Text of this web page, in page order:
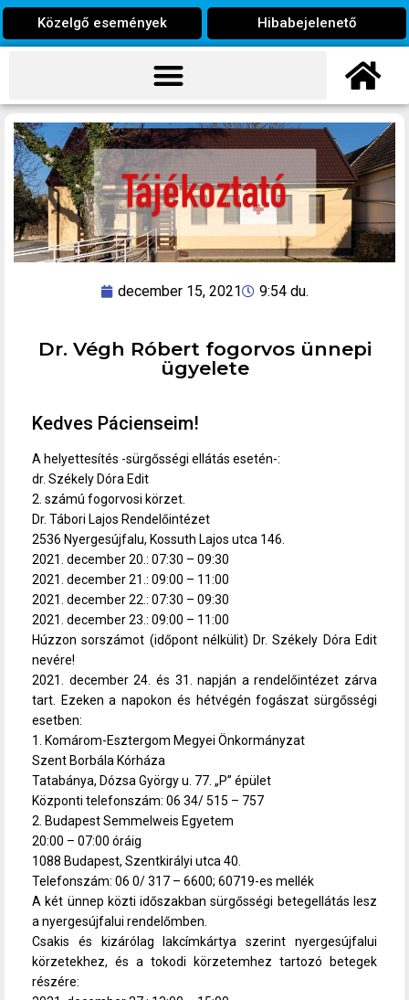
Közelgő események Hibabejelenető
december 15, 2021 9:54 du.
Dr. Végh Róbert fogorvos ünnepi
ügyelete
Kedves Pácienseim!
A helyettesítés -sürgősségi ellátás esetén-:
dr. Székely Dóra Edit
2. számú fogorvosi körzet.
Dr. Tábori Lajos Rendelőintézet
2536 Nyergesújfalu, Kossuth Lajos utca 146.
2021. december 20.: 07:30 – 09:30
2021. december 21.: 09:00 – 11:00
2021. december 22.: 07:30 – 09:30
2021. december 23.: 09:00 – 11:00
Húzzon sorszámot (időpont nélkülit) Dr. Székely Dóra Edit
nevére!
2021. december 24. és 31. napján a rendelőintézet zárva
tart. Ezeken a napokon és hétvégén fogászat sürgősségi
esetben:
1. Komárom-Esztergom Megyei Önkormányzat
Szent Borbála Kórháza
Tatabánya, Dózsa György u. 77. „P” épület
Központi telefonszám: 06 34/ 515 – 757
2. Budapest Semmelweis Egyetem
20:00 – 07:00 óráig
1088 Budapest, Szentkirályi utca 40.
Telefonszám: 06 0/ 317 – 6600; 60719-es mellék
A két ünnep közti időszakban sürgősségi betegellátás lesz
a nyergesújfalui rendelőmben.
Csakis és kizárólag lakcímkártya szerint nyergesújfalui
körzetekhez, és a tokodi körzetemhez tartozó betegek
részére: